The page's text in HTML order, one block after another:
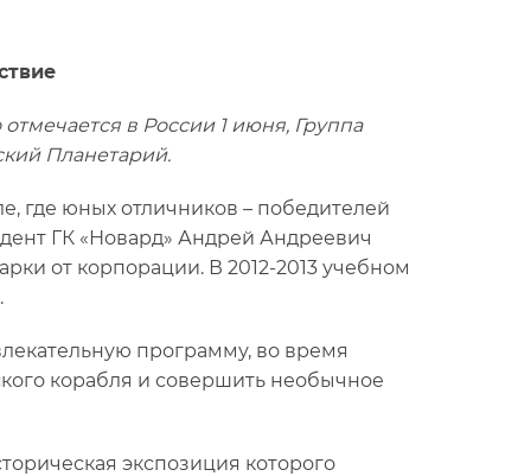
в России 1 июня, Группа
Планетарий.
где юных отличников – победителей
ГК «Новард» Андрей Андреевич
от корпорации. В 2012-2013 учебном
программу, во время
корабля и совершить необычное
экспозиция которого